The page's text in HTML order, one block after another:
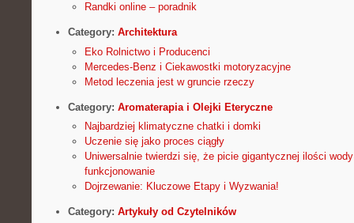
Randki online – poradnik
Category: Architektura
Eko Rolnictwo i Producenci
Mercedes-Benz i Ciekawostki motoryzacyjne
Metod leczenia jest w gruncie rzeczy
Category: Aromaterapia i Olejki Eteryczne
Najbardziej klimatyczne chatki i domki
Uczenie się jako proces ciągły
Uniwersalnie twierdzi się, że picie gigantycznej ilości
funkcjonowanie
Dojrzewanie: Kluczowe Etapy i Wyzwania!
Category: Artykuły od Czytelników